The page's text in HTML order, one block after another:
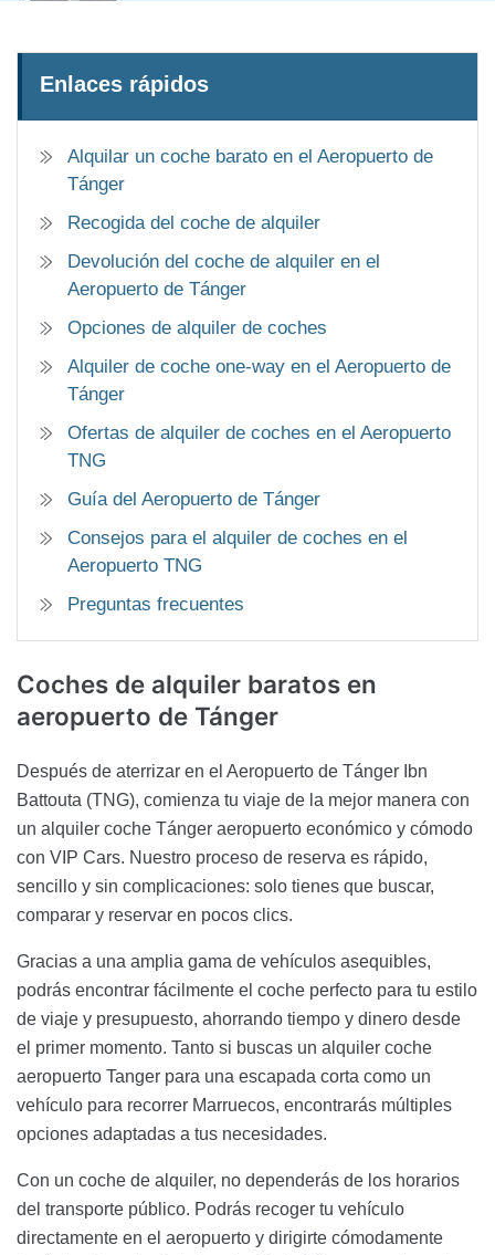
Enlaces rápidos
Alquilar un coche barato en el Aeropuerto de
Tánger
Recogida del coche de alquiler
Devolución del coche de alquiler en el
Aeropuerto de Tánger
Opciones de alquiler de coches
Alquiler de coche one-way en el Aeropuerto de
Tánger
Ofertas de alquiler de coches en el Aeropuerto
TNG
Guía del Aeropuerto de Tánger
Consejos para el alquiler de coches en el
Aeropuerto TNG
Preguntas frecuentes
Coches de alquiler baratos en
aeropuerto de Tánger
Después de aterrizar en el Aeropuerto de Tánger Ibn
Battouta (TNG), comienza tu viaje de la mejor manera con
un alquiler coche Tánger aeropuerto económico y cómodo
con VIP Cars. Nuestro proceso de reserva es rápido,
sencillo y sin complicaciones: solo tienes que buscar,
comparar y reservar en pocos clics.
Gracias a una amplia gama de vehículos asequibles,
podrás encontrar fácilmente el coche perfecto para tu estilo
de viaje y presupuesto, ahorrando tiempo y dinero desde
el primer momento. Tanto si buscas un alquiler coche
aeropuerto Tanger para una escapada corta como un
vehículo para recorrer Marruecos, encontrarás múltiples
opciones adaptadas a tus necesidades.
Con un coche de alquiler, no dependerás de los horarios
del transporte público. Podrás recoger tu vehículo
directamente en el aeropuerto y dirigirte cómodamente